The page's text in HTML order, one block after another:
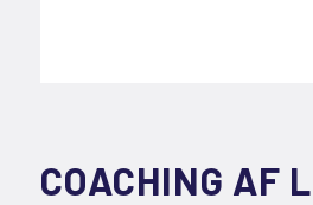
COACHING AF